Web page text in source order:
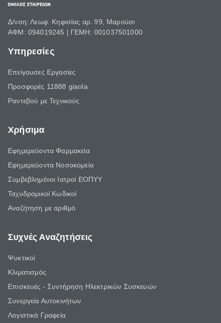
Δ/νση: Λεωφ. Κηφισίας αρ. 99, Μαρούσι
ΑΦΜ: 094019245 | ΓΕΜΗ: 001037501000
Υπηρεσίες
Επείγουσες Εργασίες
Προσφορές 11888 giaola
Ραντεβού με Τεχνικούς
Χρήσιμα
Εφημερεύοντα Φαρμακεία
Εφημερεύοντα Νοσοκομεία
Συμβεβλημένοι Ιατροί ΕΟΠΥΥ
Ταχυδρομικοί Κωδικοί
Αναζήτηση με αριθμό
Συχνές Αναζητήσεις
Ψυκτικοί
Κλιματισμός
Επισκευές - Συντήρηση Ηλεκτρικών Συσκευών
Συνεργεία Αυτοκινήτων
Λογιστικά Γραφεία